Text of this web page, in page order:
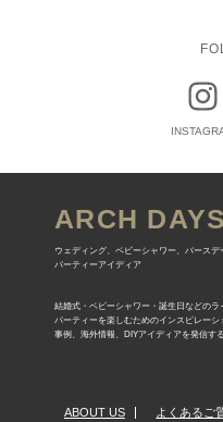
ARCH DAYS
ウェディング、ベビーシャワー、バースデ
パーティーアイディア
結婚式・ベビーシャワー・誕生日などのラ
パーティーを楽しむためのインスピレーシ
事例、海外情報、DIYアイディアを発信す
ABOUT US よくあるご